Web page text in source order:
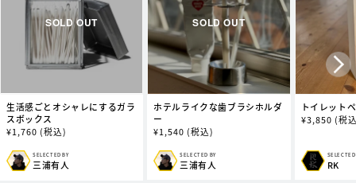
生活感ごとオシャレにするガラ
スボックス
通
価
格
¥1,760 (税込)
SELECTED BY
販
三浦有人
ホテルライクな歯ブラシホルダ
ー
通
価
格
¥1,540 (税込)
SELECTED BY
販
三浦有人
トイレット
通
格
¥3,850 (税
SELECTED
販
RK